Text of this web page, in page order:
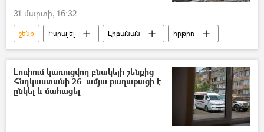
31 մարտի, 16:32
շենք Իսրայել Լիբանան հրթիռ
Լոռիում կառուցվող բնակելի շենքից
Հնդկաստանի 26–ամյա քաղաքացի է
ընկել և մահացել